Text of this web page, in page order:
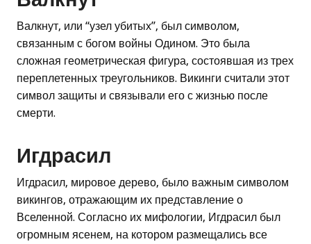
Валкнут, или “узел убитых”, был символом,
связанным с богом войны Одином. Это была
сложная геометрическая фигура, состоявшая из трех
переплетенных треугольников. Викинги считали этот
символ защиты и связывали его с жизнью после
смерти.
Игдрасил
Игдрасил, мировое дерево, было важным символом
викингов, отражающим их представление о
Вселенной. Согласно их мифологии, Игдрасил был
огромным ясенем, на котором размещались все